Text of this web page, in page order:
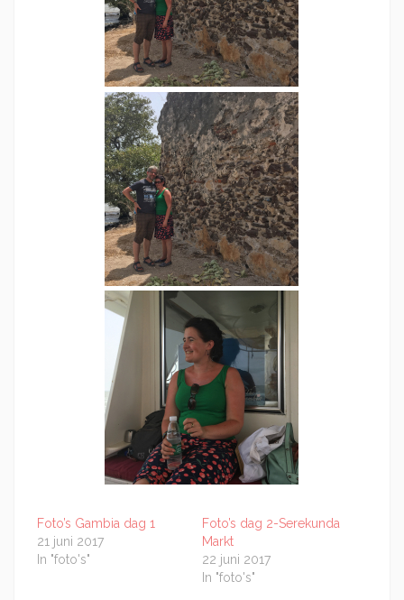
Foto’s Gambia dag 1
21 juni 2017
In "foto's"
Foto’s dag 2-Serekunda
Markt
22 juni 2017
In "foto's"